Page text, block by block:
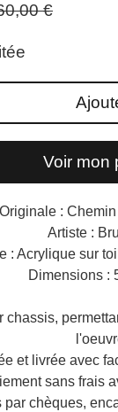
€
Voir mon
:
Artiste :
: Acrylique sur
Dimensions :
chassis,
et livrée avec
sans frais
par chèques,